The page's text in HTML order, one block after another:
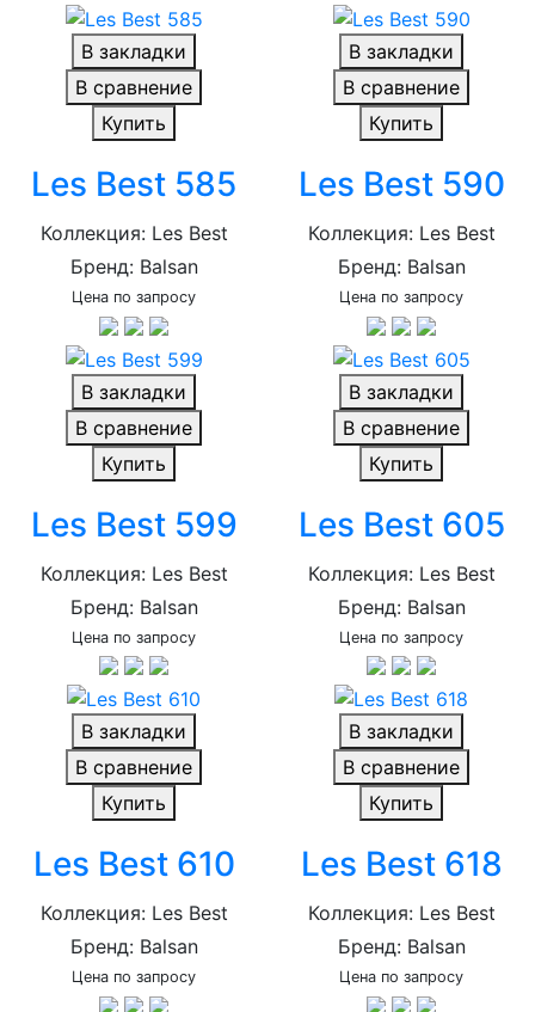
В закладки
В сравнение
Купить
Les Best 585
Коллекция: Les Best
Бренд: Balsan
Цена по запросу
В закладки
В сравнение
Купить
Les Best 590
Коллекция: Les Best
Бренд: Balsan
Цена по запросу
В закладки
В сравнение
Купить
Les Best 599
Коллекция: Les Best
Бренд: Balsan
Цена по запросу
В закладки
В сравнение
Купить
Les Best 605
Коллекция: Les Best
Бренд: Balsan
Цена по запросу
В закладки
В сравнение
Купить
Les Best 610
Коллекция: Les Best
Бренд: Balsan
Цена по запросу
В закладки
В сравнение
Купить
Les Best 618
Коллекция: Les Best
Бренд: Balsan
Цена по запросу